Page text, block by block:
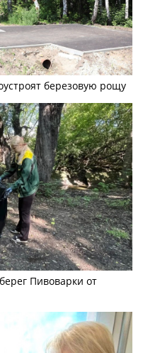
березовую рощу
Пивоварки от